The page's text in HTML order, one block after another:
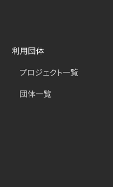
利用団体
プロジェクト一覧
団体一覧